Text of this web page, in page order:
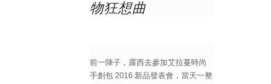
物狂想曲
前一陣子，露西去參加艾拉蔓時尚
手創包 2016 新品發表會，當天一整